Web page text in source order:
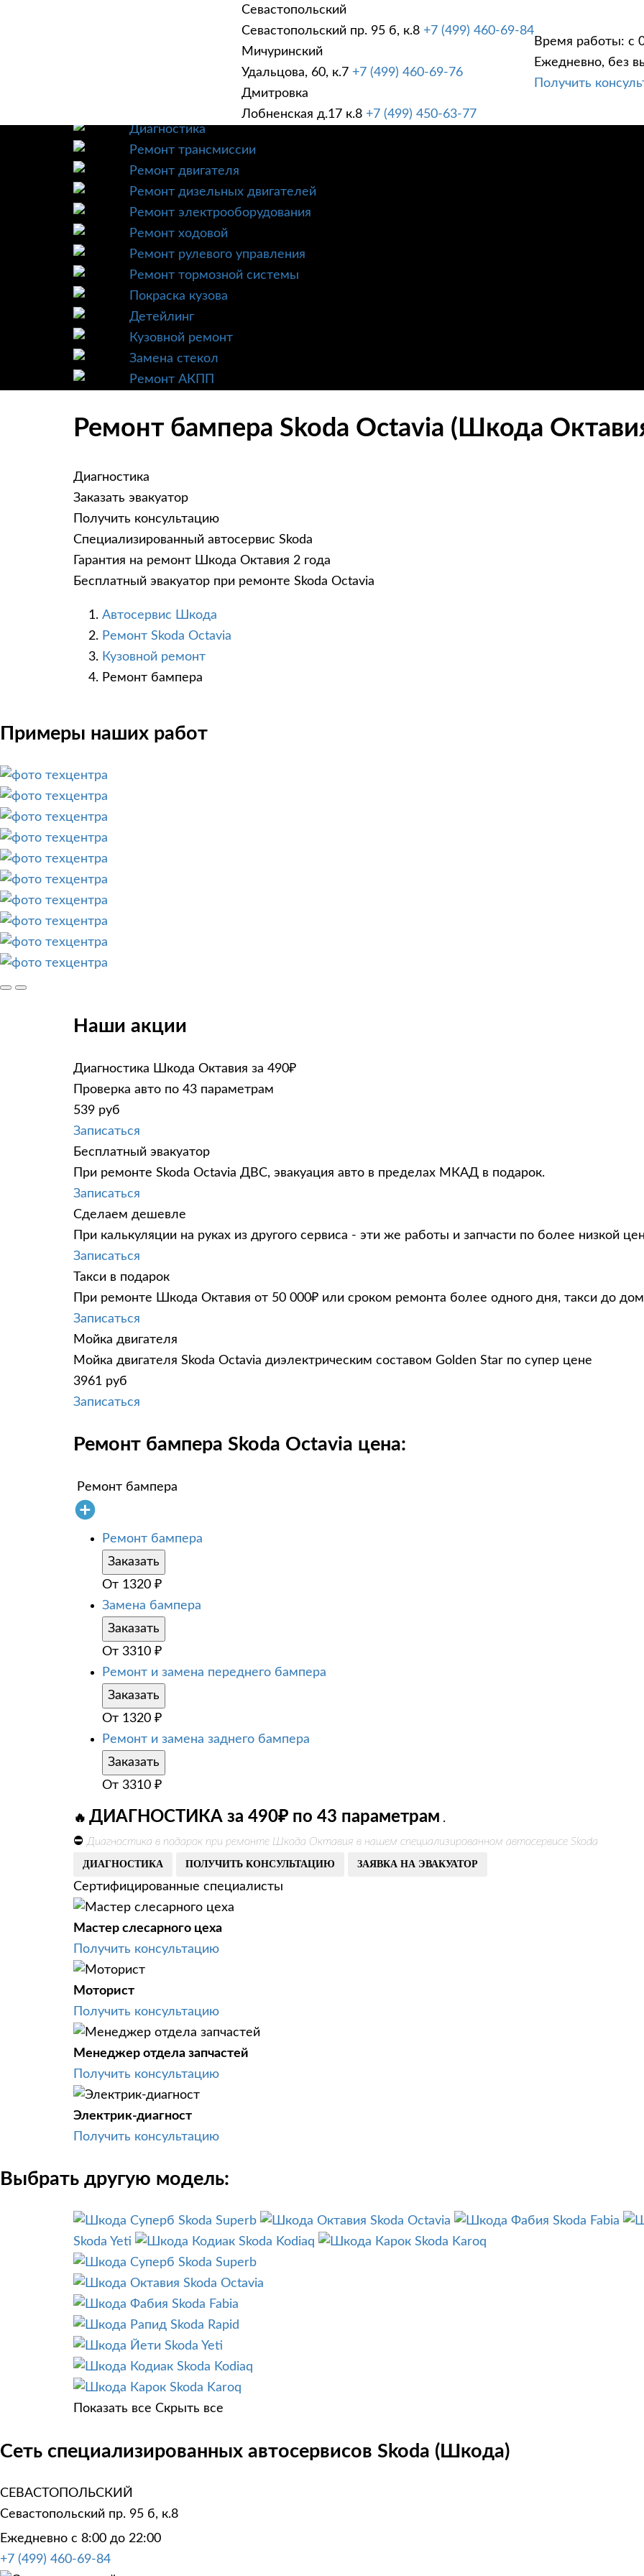
Севастопольский
Севастопольский пр. 95 б, к.8 +7 (499) 460-69-84
Мичуринский
Удальцова, 60, к.7 +7 (499) 460-69-76
Дмитровка
Лобненская д.17 к.8 +7 (499) 450-63-77
Время работы: с
Ежедневно, без
Получить
УСЛУГИ
Техническое обслуживание
Диагностика
Ремонт трансмиссии
Ремонт двигателя
Ремонт дизельных двигателей
Ремонт электрооборудования
Ремонт ходовой
Ремонт рулевого управления
Ремонт тормозной системы
Покраска кузова
Детейлинг
Кузовной ремонт
Замена стекол
Ремонт АКПП
Ремонт бампера Skoda Octavia (Шкода
Диагностика
Заказать эвакуатор
Получить консультацию
Специализированный автосервис Skoda
Гарантия на ремонт Шкода Октавия 2 года
Бесплатный эвакуатор при ремонте Skoda Octavia
Автосервис Шкода
Ремонт Skoda Octavia
Кузовной ремонт
Ремонт бампера
Примеры наших работ
Наши акции
Диагностика Шкода Октавия за 490₽
Проверка авто по 43 параметрам
539 руб
Записаться
Бесплатный эвакуатор
При ремонте Skoda Octavia ДВС, эвакуация авто в пределах МКАД в подарок.
Записаться
Сделаем дешевле
При калькуляции на руках из другого сервиса - эти же работы и запчасти по более низкой
Записаться
Такси в подарок
При ремонте Шкода Октавия от 50 000₽ или сроком ремонта более одного дня, такси до
Записаться
Мойка двигателя
Мойка двигателя Skoda Octavia диэлектрическим составом Golden Star по супер цене
3961 руб
Записаться
Ремонт бампера Skoda Octavia цена:
Ремонт бампера
Ремонт бампера
Заказать
От 1320 ₽
Замена бампера
Заказать
От 3310 ₽
Ремонт и замена переднего бампера
Заказать
От 1320 ₽
Ремонт и замена заднего бампера
Заказать
От 3310 ₽
🔥 ДИАГНОСТИКА за 490₽ по 43 параметрам .
⛔ Диагностика в подарок при ремонте Шкода Октавия в нашем специализированном автосервисе Skoda
ДИАГНОСТИКА ПОЛУЧИТЬ КОНСУЛЬТАЦИЮ ЗАЯВКА НА ЭВАКУАТОР
Сертифицированные специалисты
Мастер слесарного цеха
Получить консультацию
Моторист
Получить консультацию
Менеджер отдела запчастей
Получить консультацию
Электрик-диагност
Получить консультацию
Выбрать другую модель:
Skoda Superb Skoda Octavia
Skoda Fabia
Skoda Yeti
Skoda Kodiaq
Skoda Karoq
Skoda Superb
Skoda Octavia
Skoda Fabia
Skoda Rapid
Skoda Yeti
Skoda Kodiaq
Skoda Karoq
Показать все Скрыть все
Сеть специализированных автосервисов Skoda (Шкода)
СЕВАСТОПОЛЬСКИЙ
Севастопольский пр. 95 б, к.8
Ежедневно с 8:00 до 22:00
+7 (499) 460-69-84